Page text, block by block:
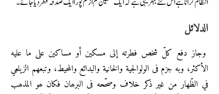
الدلائل
وجاز دفع کلّ شخص فطرته إلى مسکین أو مساکین على ما علیه
الأکثر، وبه جزم فی الولوالجیة والخانیة والبدائع والمحیط، وتبعھم الزیلعي
في الظّھار من غیر ذکر خلاف وصحّحه فی البرھان فکان ھو المذھب